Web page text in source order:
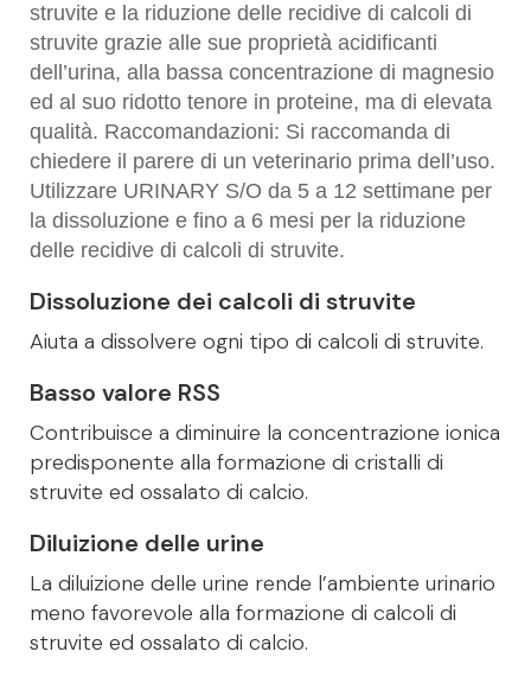
struvite e la riduzione delle recidive di calcoli di
struvite grazie alle sue proprietà acidificanti
dell’urina, alla bassa concentrazione di magnesio
ed al suo ridotto tenore in proteine, ma di elevata
qualità. Raccomandazioni: Si raccomanda di
chiedere il parere di un veterinario prima dell’uso.
Utilizzare URINARY S/O da 5 a 12 settimane per
la dissoluzione e fino a 6 mesi per la riduzione
delle recidive di calcoli di struvite.
Dissoluzione dei calcoli di struvite
Aiuta a dissolvere ogni tipo di calcoli di struvite.
Basso valore RSS
Contribuisce a diminuire la concentrazione ionica
predisponente alla formazione di cristalli di
struvite ed ossalato di calcio.
Diluizione delle urine
La diluizione delle urine rende l’ambiente urinario
meno favorevole alla formazione di calcoli di
struvite ed ossalato di calcio.